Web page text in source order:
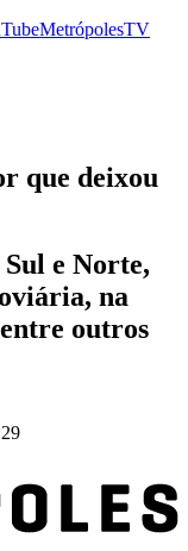
MetrópolesTV
que deixou
e Norte,
na
outros